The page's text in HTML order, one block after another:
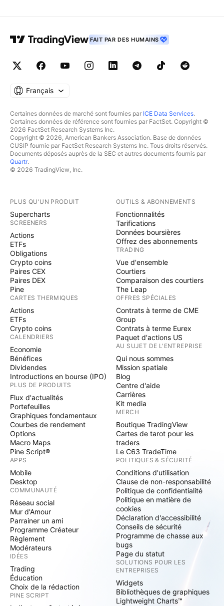
FAIT PAR DES HUMAINS
Français
Certaines données de marché sont fournies par ICE Data Services.
Certaines données de référence sont fournies par FactSet. Copyright ©
2026 FactSet Research Systems Inc.
Copyright © 2026, American Bankers Association. Base de données
CUSIP fournie par FactSet Research Systems Inc. Tous droits réservés.
Documents déposés auprès de la SEC et autres documents fournis par
Quartr.
© 2026 TradingView, Inc.
PLUS QU'UN PRODUIT
Supercharts
SCREENERS
Actions
ETFs
Obligations
Crypto coins
Paires CEX
Paires DEX
Pine
CARTES THERMIQUES
Actions
ETFs
Crypto coins
CALENDRIERS
Economie
Bénéfices
Dividendes
Introductions en bourse (IPO)
PLUS DE PRODUITS
Flux d'actualités
Portefeuilles
Graphiques fondamentaux
Courbes de rendement
Options
Macro Maps
Pine Script®
APPS
Mobile
Desktop
COMMUNAUTÉ
Réseau social
Mur d'Amour
Parrainer un ami
Programme Créateur
Règlement
Modérateurs
IDÉES
Trading
Éducation
Choix de la rédaction
PINE SCRIPT
OUTILS & ABONNEMENTS
Fonctionnalités
Tarifications
Données boursières
Offrez des abonnements
TRADING
Vue d'ensemble
Courtiers
Comparaison des courtiers
The Leap
OFFRES SPÉCIALES
Contrats à terme de CME
Group
Contrats à terme Eurex
Paquet d'actions US
AU SUJET DE L'ENTREPRISE
Qui nous sommes
Mission spatiale
Blog
Centre d'aide
Carrières
Kit media
MERCH
Boutique TradingView
Cartes de tarot pour les
traders
Le C63 TradeTime
POLITIQUES & SÉCURITÉ
Conditions d'utilisation
Clause de non-responsabilité
Politique de confidentialité
Politique en matière de
cookies
Déclaration d'accessibilité
Conseils de sécurité
Programme de chasse aux
bugs
Page du statut
SOLUTIONS POUR LES
ENTREPRISES
Widgets
Bibliothèques de graphiques
Lightweight Charts™